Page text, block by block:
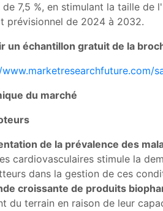
de 7,5 %, en stimulant la taille de
prévisionnel de 2024 à 2032.
un échantillon gratuit de la
du marché
de la prévalence des
cardiovasculaires stimule la
dans la gestion de ces
croissante de produits
du terrain en raison de leur